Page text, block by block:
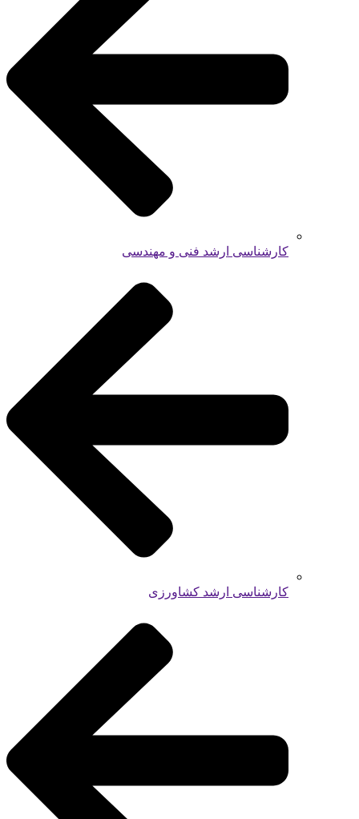
کارشناسی ارشد فنی و مهندسی
کارشناسی ارشد کشاورزی